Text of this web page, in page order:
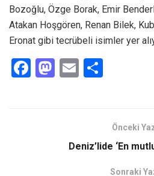
Bozoğlu, Özge Borak, Emir
Atakan Hoşgören, Renan Bilek,
Eronat gibi tecrübeli isimler yer
F
M E
Önceki
Deniz’lide ‘En
Sonraki